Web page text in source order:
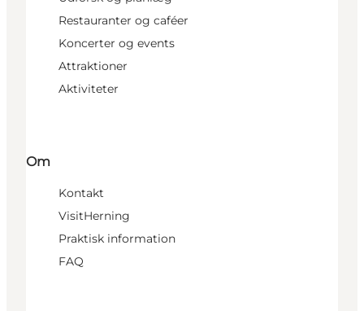
Restauranter og caféer
Koncerter og events
Attraktioner
Aktiviteter
Om
Kontakt
VisitHerning
Praktisk information
FAQ